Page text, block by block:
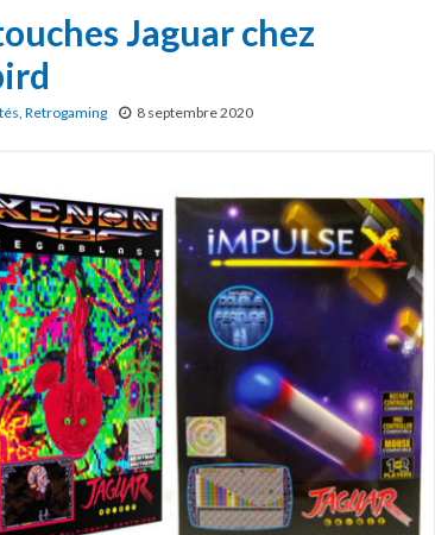
Jaguar chez
, Retrogaming 8 septembre 2020